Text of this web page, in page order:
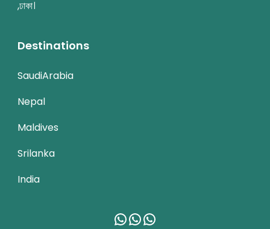
,ঢাকা।
Destinations
SaudiArabia
Nepal
Maldives
Srilanka
India
WhatsApp
WhatsApp
WhatsApp